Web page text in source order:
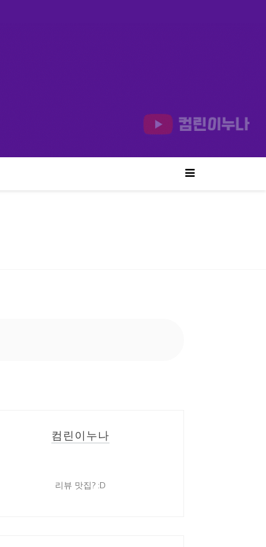
컴린이누나
리뷰 맛집? :D